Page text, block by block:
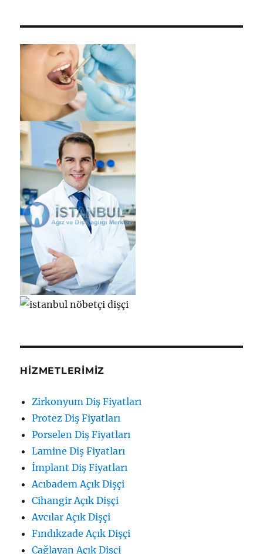
HIZMETLERIMIZ
Zirkonyum Diş Fiyatları
Protez Diş Fiyatları
Porselen Diş Fiyatları
Lamine Diş Fiyatları
İmplant Diş Fiyatları
Acıbadem Açık Dişçi
Cihangir Açık Dişçi
Avcılar Açık Dişçi
Fındıkzade Açık Dişçi
Çağlayan Açık Dişçi